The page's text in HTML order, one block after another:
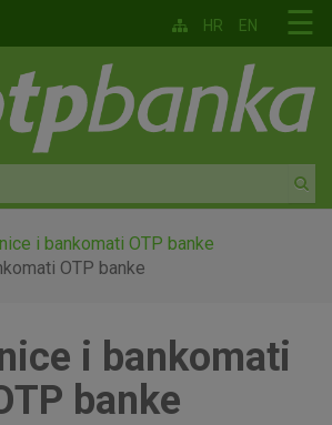
☰
HR EN
i bankomati OTP banke
OTP banke
i bankomati
banke